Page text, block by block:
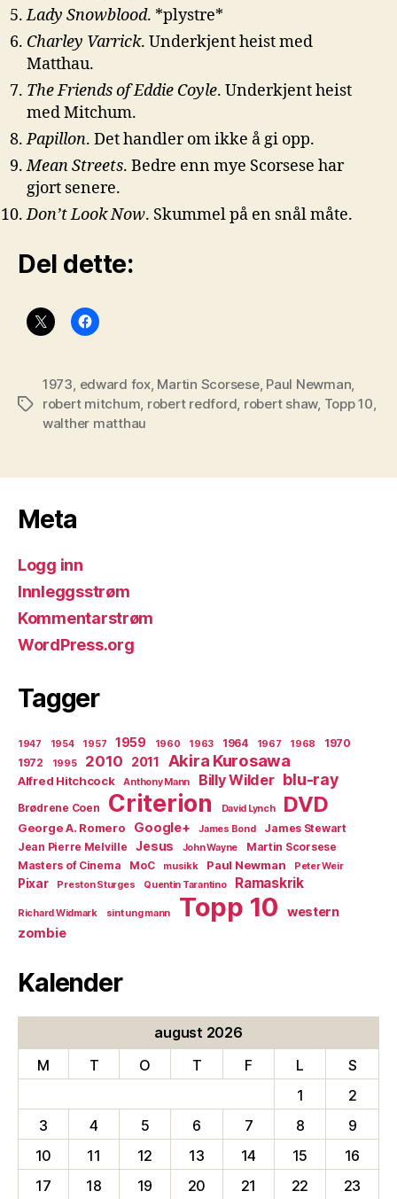
Lady Snowblood. *plystre*
Charley Varrick. Underkjent heist med
Matthau.
The Friends of Eddie Coyle. Underkjent heist
med Mitchum.
Papillon. Det handler om ikke å gi opp.
Mean Streets. Bedre enn mye Scorsese har
gjort senere.
Don’t Look Now. Skummel på en snål måte.
Del dette:
Stikkord
1973, edward fox, Martin Scorsese, Paul Newman,
robert mitchum, robert redford, robert shaw, Topp 10,
walther matthau
Meta
Logg inn
Innleggsstrøm
Kommentarstrøm
WordPress.org
Tagger
1947 1954 1957 1959 1960 1963 1964 1967 1968
1970
1972
1995 2010 2011 Akira Kurosawa
Alfred Hitchcock Anthony Mann Billy Wilder blu-ray
Brødrene Coen Criterion David Lynch DVD
George A. Romero Google+ James Bond
James Stewart
Jean Pierre Melville
Jesus John Wayne
Martin Scorsese
Masters of Cinema
MoC musikk Paul Newman Peter Weir
Pixar Preston Sturges Quentin Tarantino Ramaskrik
Richard Widmark sint ung mann Topp 10
western
zombie
Kalender
august 2026
M
T O T F L
S
1
2
3
4 5 6 7 8
9
10
11 12 13 14 15
16
17
18 19 20 21 22 23